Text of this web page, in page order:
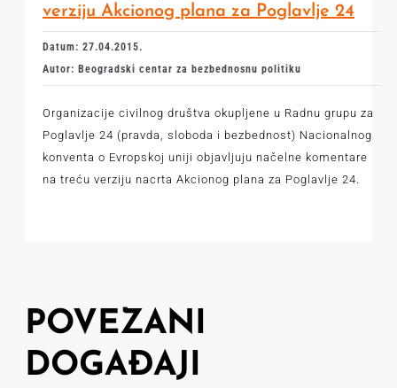
verziju Akcionog plana za Poglavlje 24
Datum: 27.04.2015.
Autor: Beogradski centar za bezbednosnu politiku
Organizacije civilnog društva okupljene u Radnu grupu za
Poglavlje 24 (pravda, sloboda i bezbednost) Nacionalnog
konventa o Evropskoj uniji objavljuju načelne komentare
na treću verziju nacrta Akcionog plana za Poglavlje 24.
POVEZANI
DOGAĐAJI